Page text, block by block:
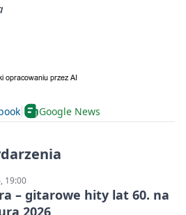
Google News
19:00
– gitarowe hity lat 60. na
2026